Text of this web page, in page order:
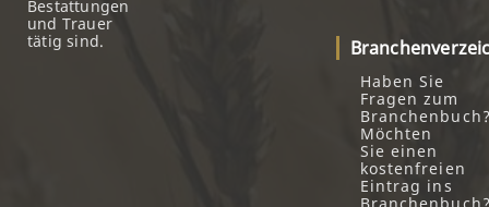
Bestattungen
und Trauer
tätig sind.
Haben Sie
Fragen zum
Möchten
Sie einen
kostenfreien
Eintrag ins